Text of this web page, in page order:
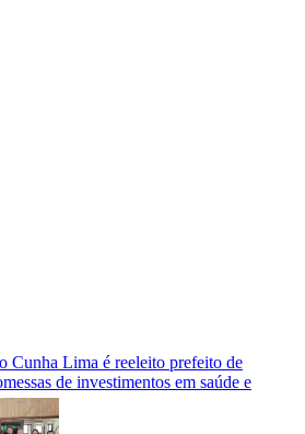
Cunha Lima é reeleito prefeito de
de investimentos em saúde e